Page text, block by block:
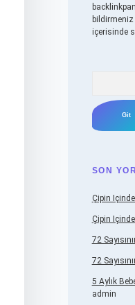
içerisinde
SON
Çipin
Çipin
72
72
5 Aylık
admin